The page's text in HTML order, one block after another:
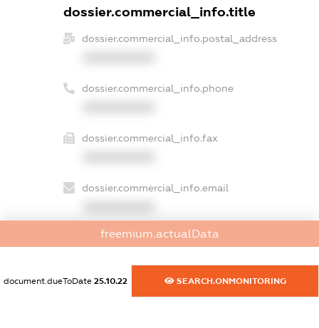
dossier.commercial_info.title
dossier.commercial_info.postal_address
dossier.commercial_info.phone
dossier.commercial_info.fax
dossier.commercial_info.email
dossier.commercial_info.website
dossier.commercial_info.activity
freemium.actualData
document.dueToDate 25.10.22 SEARCH.ONMONITORING